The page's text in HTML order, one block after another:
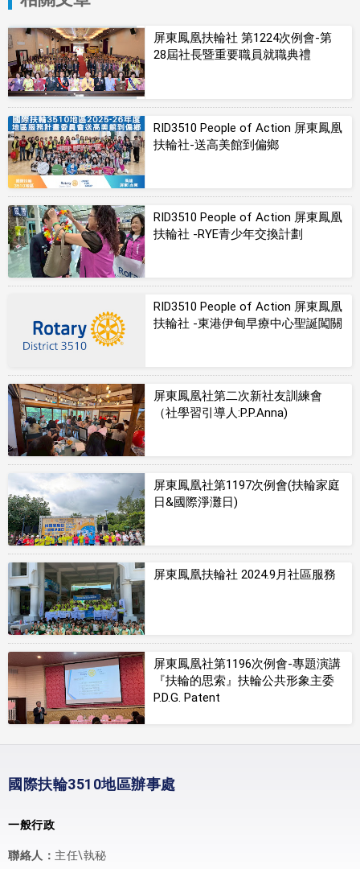
屏東鳳凰扶輪社 第1224次例會-第
28屆社長暨重要職員就職典禮
RID3510 People of Action 屏東鳳凰
扶輪社-送高美館到偏鄉
RID3510 People of Action 屏東鳳凰
扶輪社 -RYE青少年交換計劃
RID3510 People of Action 屏東鳳凰
扶輪社 -東港伊甸早療中心聖誕闖關
屏東鳳凰社第二次新社友訓練會
（社學習引導人:P.P.Anna)
屏東鳳凰社第1197次例會(扶輪家庭
日&國際淨灘日)
屏東鳳凰扶輪社 2024.9月社區服務
屏東鳳凰社第1196次例會-專題演講
『扶輪的思索』扶輪公共形象主委
P.D.G. Patent
國際扶輪3510地區辦事處
一般行政
聯絡人： 主任\執秘